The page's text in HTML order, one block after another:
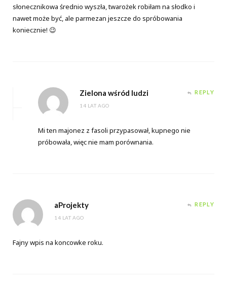
słonecznikowa średnio wyszła, twarożek robiłam na słodko i
nawet może być, ale parmezan jeszcze do spróbowania
koniecznie! 😉
Zielona wśród ludzi
14 LAT AGO
REPLY
Mi ten majonez z fasoli przypasował, kupnego nie
próbowała, więc nie mam porównania.
aProjekty
14 LAT AGO
REPLY
Fajny wpis na koncowke roku.